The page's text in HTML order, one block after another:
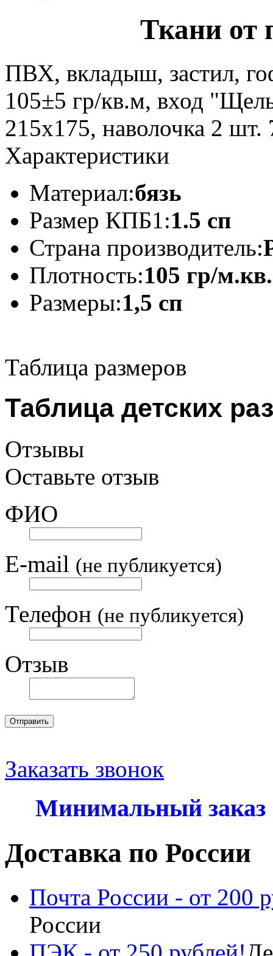
Ткани от
ПВХ, вкладыш, застил,
105±5 гр/кв.м, вход
215х175, наволочка 2
Характеристики
Материал:бязь
Размер КПБ1:1.5 сп
Страна производитель:
Плотность:105 гр/м.кв.
Размеры:1,5 сп
Таблица размеров
Таблица детских
Отзывы
Оставьте отзыв
ФИО
E-mail (не публикуется)
Телефон (не публикуется)
Отзыв
Отправить
Заказать звонок
Минимальный заказ
Доставка по России
Почта России - от 200
России